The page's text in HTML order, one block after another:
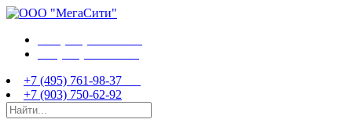
+7 (495) 761-98-37
+7 (903) 750-62-92